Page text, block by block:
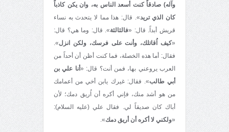
وآله) صادقاً كنت أسعد الناس به، وان يكن كاذباً
كان الذي تريد». قال: هذا مما لا يتحدث به نساء
قريش أبداً. قال: «فالثالثة». قال: وما هي؟ قال:
«كيف اُقاتلك، وأنت على فرسك، ولكن انزل».
فقال: أما هذه الخصلة، فما كنت أظن أن أحداً من
العرب يروعني بها، فمن أنت؟ قال: «أنا علي بن
أبي طالب». فقال: غيرك يابن أخي من أعمامك
من هو أشد منك، فإني أكره أن اُريق دمك؛ لأن
أباك كان صديقاً لي. فقال علي (عليه السلام):
«ولكني لا أكره أن أريق دمك».